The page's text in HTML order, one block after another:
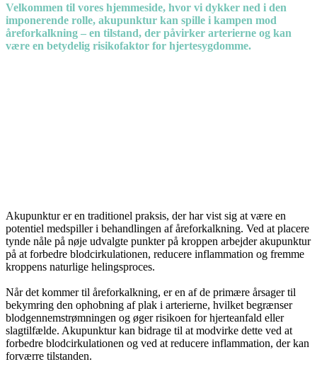
Velkommen til vores hjemmeside, hvor vi dykker ned i den
imponerende rolle, akupunktur kan spille i kampen mod
åreforkalkning – en tilstand, der påvirker arterierne og kan
være en betydelig risikofaktor for hjertesygdomme.
Akupunktur er en traditionel praksis, der har vist sig at være en
potentiel medspiller i behandlingen af åreforkalkning. Ved at placere
tynde nåle på nøje udvalgte punkter på kroppen arbejder akupunktur
på at forbedre blodcirkulationen, reducere inflammation og fremme
kroppens naturlige helingsproces.
Når det kommer til åreforkalkning, er en af de primære årsager til
bekymring den ophobning af plak i arterierne, hvilket begrænser
blodgennemstrømningen og øger risikoen for hjerteanfald eller
slagtilfælde. Akupunktur kan bidrage til at modvirke dette ved at
forbedre blodcirkulationen og ved at reducere inflammation, der kan
forværre tilstanden.